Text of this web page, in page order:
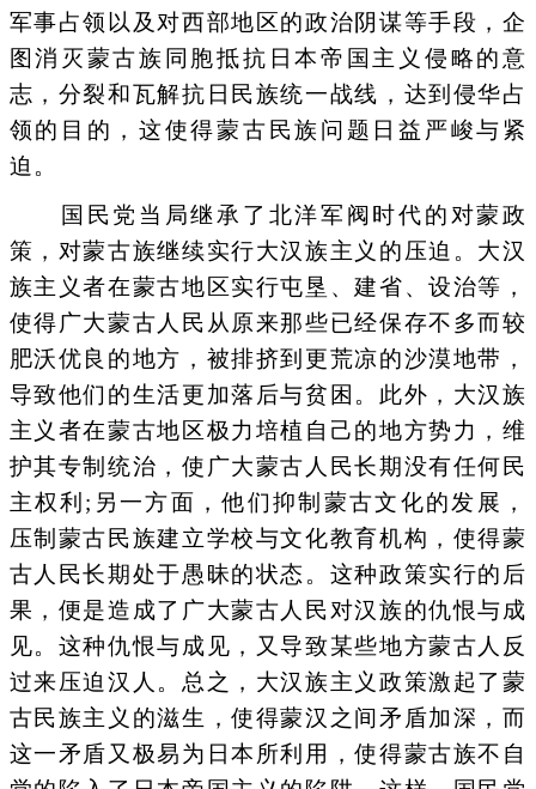
军事占领以及对西部地区的政治阴谋等手段，企
图消灭蒙古族同胞抵抗日本帝国主义侵略的意
志，分裂和瓦解抗日民族统一战线，达到侵华占
领的目的，这使得蒙古民族问题日益严峻与紧
迫。
国民党当局继承了北洋军阀时代的对蒙政
策，对蒙古族继续实行大汉族主义的压迫。大汉
族主义者在蒙古地区实行屯垦、建省、设治等，
使得广大蒙古人民从原来那些已经保存不多而较
肥沃优良的地方，被排挤到更荒凉的沙漠地带，
导致他们的生活更加落后与贫困。此外，大汉族
主义者在蒙古地区极力培植自己的地方势力，维
护其专制统治，使广大蒙古人民长期没有任何民
主权利;另一方面，他们抑制蒙古文化的发展，
压制蒙古民族建立学校与文化教育机构，使得蒙
古人民长期处于愚昧的状态。这种政策实行的后
果，便是造成了广大蒙古人民对汉族的仇恨与成
见。这种仇恨与成见，又导致某些地方蒙古人反
过来压迫汉人。总之，大汉族主义政策激起了蒙
古民族主义的滋生，使得蒙汉之间矛盾加深，而
这一矛盾又极易为日本所利用，使得蒙古族不自